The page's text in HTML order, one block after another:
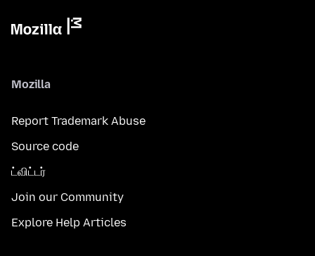
Mozilla
Report Trademark Abuse
Source code
ட்விட்டர்
Join our Community
Explore Help Articles